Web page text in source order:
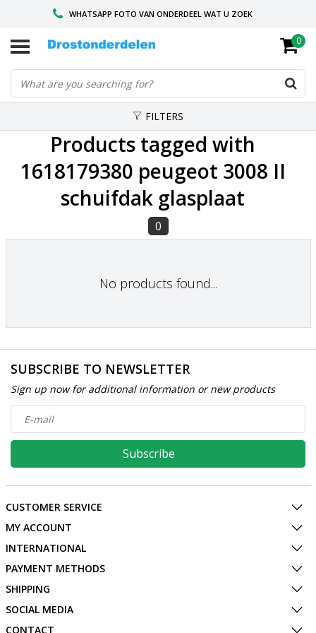
WHATSAPP FOTO VAN ONDERDEEL WAT U ZOEK
VOOR 16.00 BESTELD, VANDAAG VERZONDEN
GESPECIALISEERD PEUGEOT
0
FILTERS
Products tagged with
1618179380 peugeot 3008 II
schuifdak glasplaat
0
No products found...
SUBSCRIBE TO NEWSLETTER
Sign up now for additional information or new products
Subscribe
CUSTOMER SERVICE
MY ACCOUNT
INTERNATIONAL
PAYMENT METHODS
SHIPPING
SOCIAL MEDIA
CONTACT